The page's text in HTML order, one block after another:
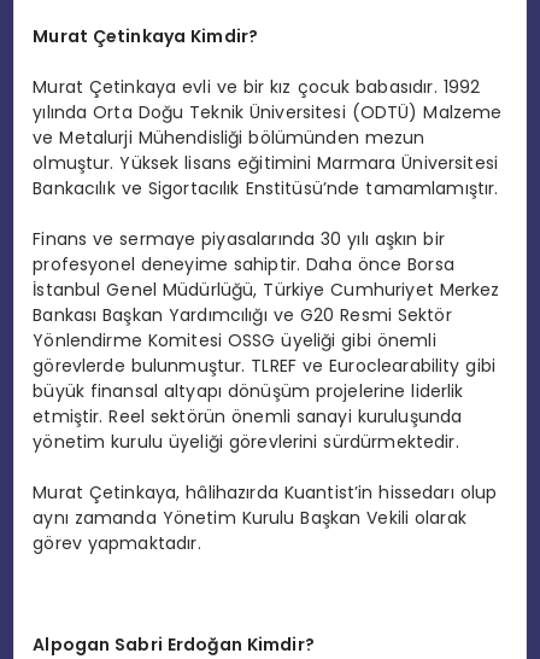
Murat Çetinkaya Kimdir?
Murat Çetinkaya evli ve bir kız çocuk babasıdır. 1992
yılında Orta Doğu Teknik Üniversitesi (ODTÜ) Malzeme
ve Metalurji Mühendisliği bölümünden mezun
olmuştur. Yüksek lisans eğitimini Marmara Üniversitesi
Bankacılık ve Sigortacılık Enstitüsü’nde tamamlamıştır.
Finans ve sermaye piyasalarında 30 yılı aşkın bir
profesyonel deneyime sahiptir. Daha önce Borsa
İstanbul Genel Müdürlüğü, Türkiye Cumhuriyet Merkez
Bankası Başkan Yardımcılığı ve G20 Resmi Sektör
Yönlendirme Komitesi OSSG üyeliği gibi önemli
görevlerde bulunmuştur. TLREF ve Euroclearability gibi
büyük finansal altyapı dönüşüm projelerine liderlik
etmiştir. Reel sektörün önemli sanayi kuruluşunda
yönetim kurulu üyeliği görevlerini sürdürmektedir.
Murat Çetinkaya, hâlihazırda Kuantist’in hissedarı olup
aynı zamanda Yönetim Kurulu Başkan Vekili olarak
görev yapmaktadır.
Alpogan Sabri Erdoğan Kimdir?